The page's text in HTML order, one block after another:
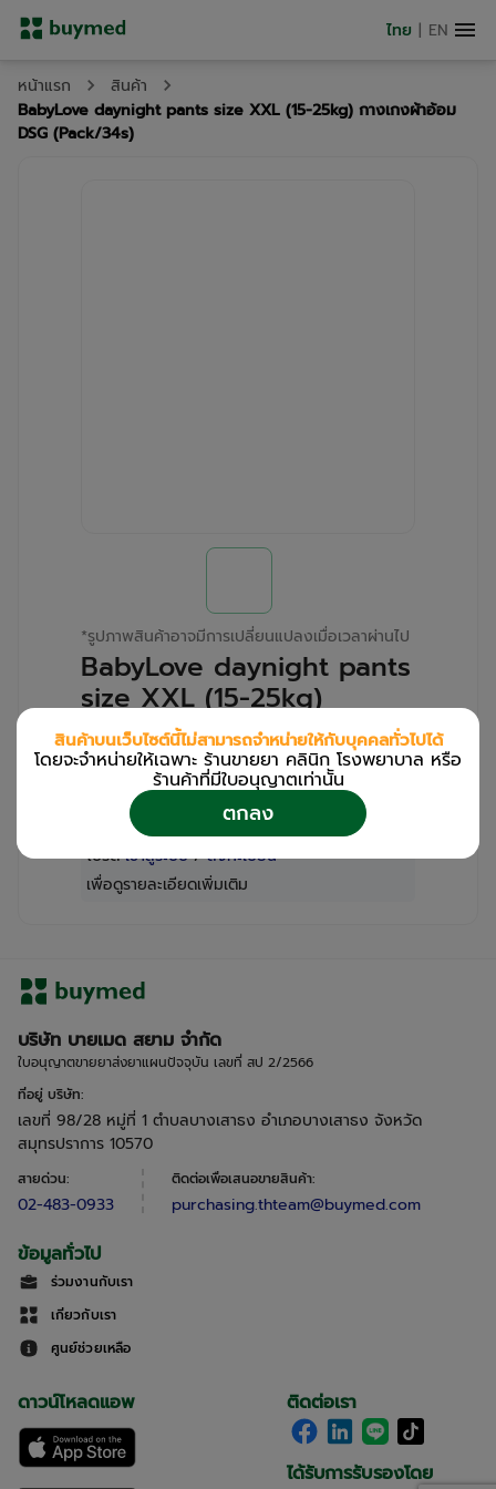
ไทย | EN
หน้าแรก
สินค้า
BabyLove daynight pants size XXL (15-25kg) กางเกงผ้าอ้อม
DSG (Pack/34s)
*รูปภาพสินค้าอาจมีการเปลี่ยนแปลงเมื่อเวลาผ่านไป
BabyLove daynight pants
size XXL (15-25kg)
กางเกงผ้าอ้อม DSG
(Pack/34s)
สำหรับลูกค้าเฉพาะร้านขายยา คลินิก และโรง
พยาบาล
โปรด เข้าสู่ระบบ / ลงทะเบียน
เพื่อดูรายละเอียดเพิ่มเติม
บริษัท บายเมด สยาม จำกัด
ใบอนุญาตขายยาส่งยาแผนปัจจุบัน เลขที่ สป 2/2566
ที่อยู่ บริษัท:
เลขที่ 98/28 หมู่ที่ 1 ตำบลบางเสาธง อำเภอบางเสาธง จังหวัด
สมุทรปราการ 10570
สายด่วน:
02-483-0933
ติดต่อเพื่อเสนอขายสินค้า:
purchasing.thteam@buymed.com
ข้อมูลทั่วไป
ร่วมงานกับเรา
เกี่ยวกับเรา
ศูนย์ช่วยเหลือ
ติดต่อเรา
ได้รับการรับรองโดย
ดาวน์โหลดแอพ
สินค้าบนเว็บไซต์นี้ไม่สามารถจำหน่ายให้กับบุคคลทั่วไปได้
โดยจะจำหน่ายให้เฉพาะ ร้านขายยา คลินิก โรงพยาบาล หรือ
ร้านค้าที่มีใบอนุญาตเท่านััน
ตกลง